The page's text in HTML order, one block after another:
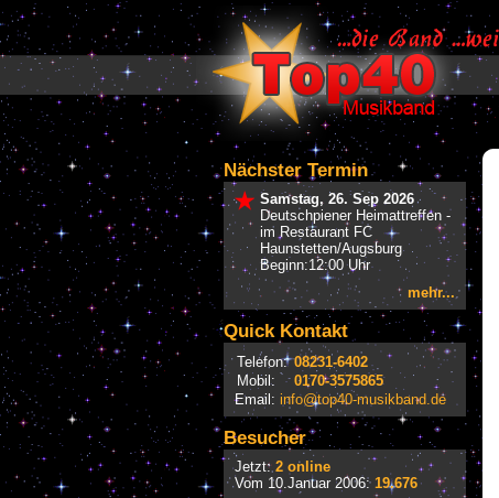
Nächster Termin
Samstag, 26. Sep 2026
Deutschpiener Heimattreffen -
im Restaurant FC
Haunstetten/Augsburg
Beginn:12:00 Uhr
mehr...
Quick Kontakt
Telefon:08231-6402
Mobil:
0170-3575865
Email: info@top40-musikband.de
Besucher
Jetzt:2 online
Vom 10.Januar 2006: 19.676